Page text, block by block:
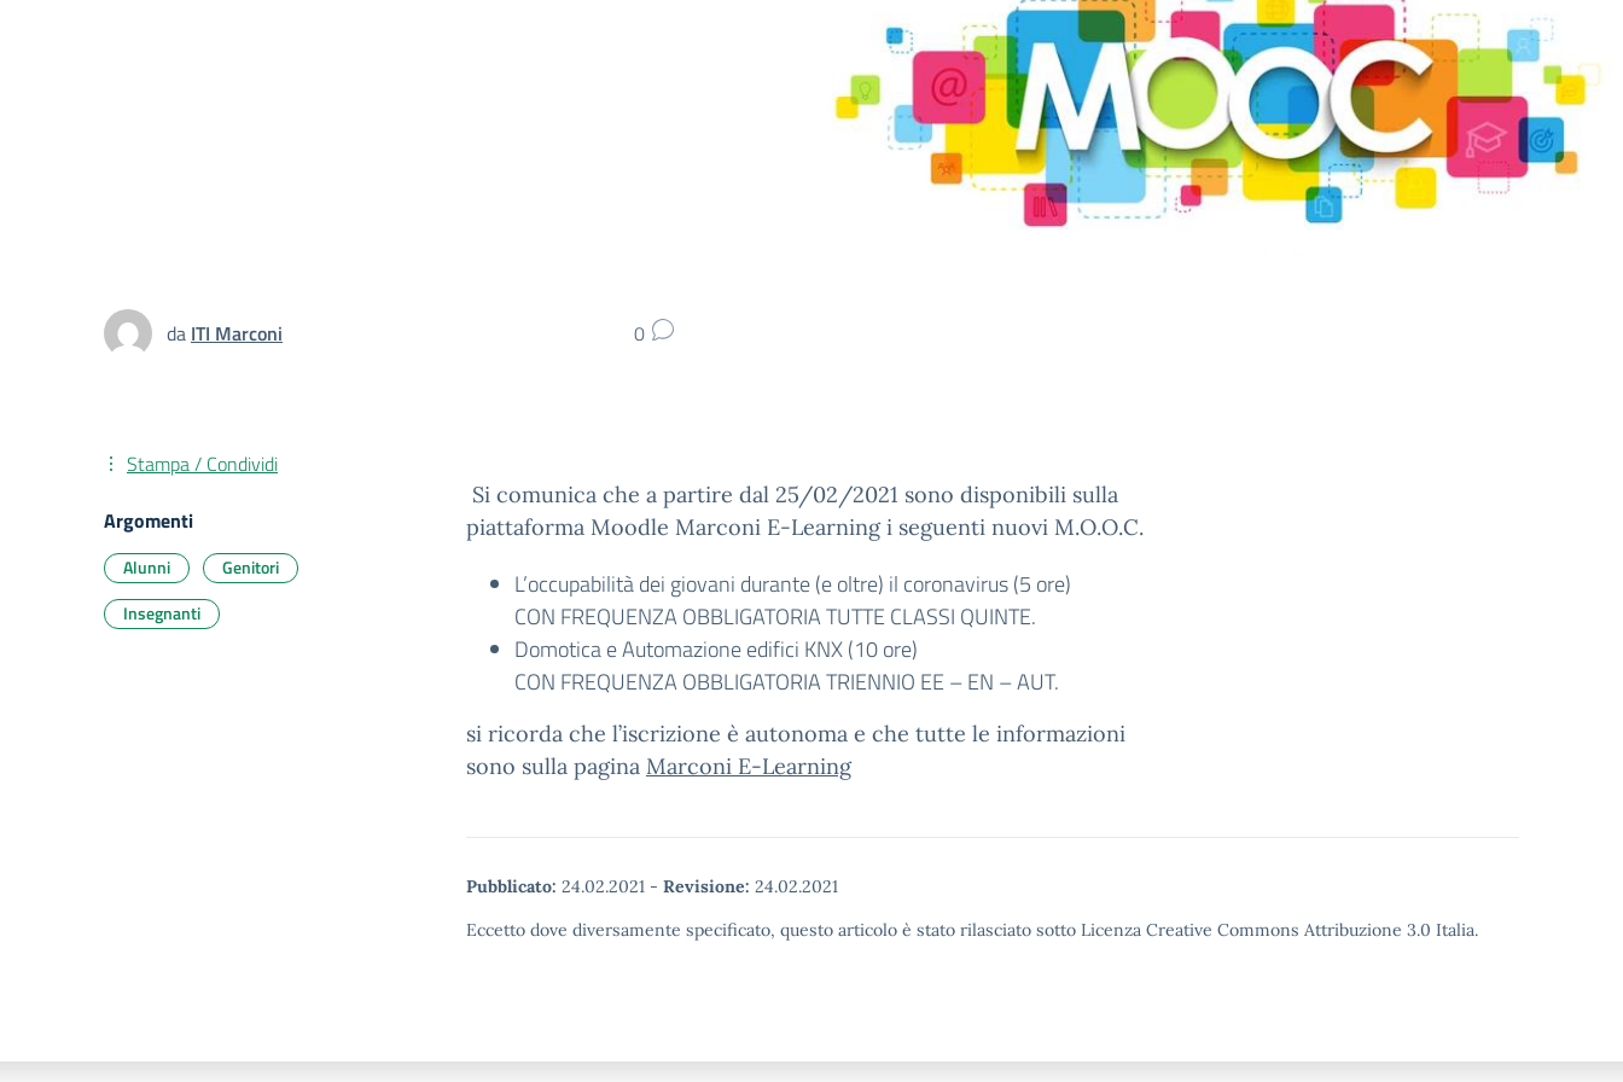
da ITI Marconi 0
Si comunica che a partire dal 25/02/2021 sono disponibili sulla
piattaforma Moodle Marconi E-Learning i seguenti nuovi M.O.O.C.
L’occupabilità dei giovani durante (e oltre) il coronavirus (5 ore)
CON FREQUENZA OBBLIGATORIA TUTTE CLASSI QUINTE.
Domotica e Automazione edifici KNX (10 ore)
CON FREQUENZA OBBLIGATORIA TRIENNIO EE – EN – AUT.
si ricorda che l’iscrizione è autonoma e che tutte le informazioni
sono sulla pagina Marconi E-Learning
Pubblicato: 24.02.2021 - Revisione: 24.02.2021
Eccetto dove diversamente specificato, questo articolo è stato rilasciato sotto Licenza Creative Commons Attribuzione 3.0 Italia.
Stampa / Condividi
Argomenti
Alunni
Genitori
Insegnanti